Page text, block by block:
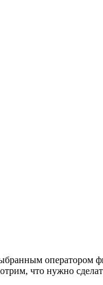
оператором
что нужно